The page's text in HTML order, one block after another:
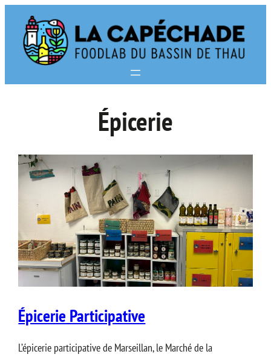
Épicerie
Épicerie Participative
L’épicerie participative de Marseillan, le Marché de la